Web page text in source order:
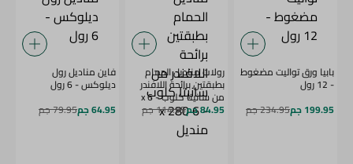
بابيا ورق تواليت مضغوط
- 12 رول
199.95 جم
234.95 جم
رولات مناديل الحمام
بطبقتين برائحة اللافندر
من سانيتا كلوب - 6 x
280 منديل
84.95 جم 114.95 جم
فاين مناديل رول
ديلوكس - 6 رول
64.95 جم
79.95 جم